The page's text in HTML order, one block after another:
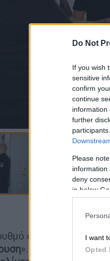
Do Not
If you wish
sensitive
confirm
continue
information
further
Please
information
deny
in below
I want
Opted
συνεχίζονται τα
». Στα 8 επεισόδια